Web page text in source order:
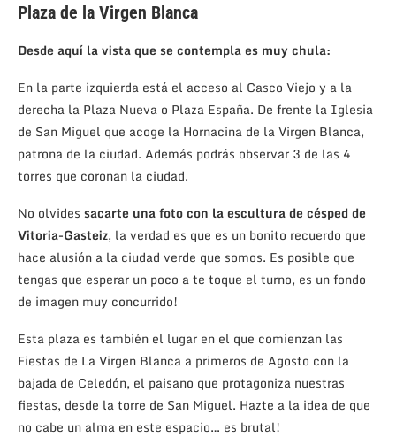
Plaza de la Virgen Blanca
Desde aquí la vista que se contempla es muy chula:
En la parte izquierda está el acceso al Casco Viejo y a la
derecha la Plaza Nueva o Plaza España. De frente la Iglesia
de San Miguel que acoge la Hornacina de la Virgen Blanca,
patrona de la ciudad. Además podrás observar 3 de las 4
torres que coronan la ciudad.
No olvides sacarte una foto con la escultura de césped de
Vitoria-Gasteiz, la verdad es que es un bonito recuerdo que
hace alusión a la ciudad verde que somos. Es posible que
tengas que esperar un poco a te toque el turno, es un fondo
de imagen muy concurrido!
Esta plaza es también el lugar en el que comienzan las
Fiestas de La Virgen Blanca a primeros de Agosto con la
bajada de Celedón, el paisano que protagoniza nuestras
fiestas, desde la torre de San Miguel. Hazte a la idea de que
no cabe un alma en este espacio… es brutal!